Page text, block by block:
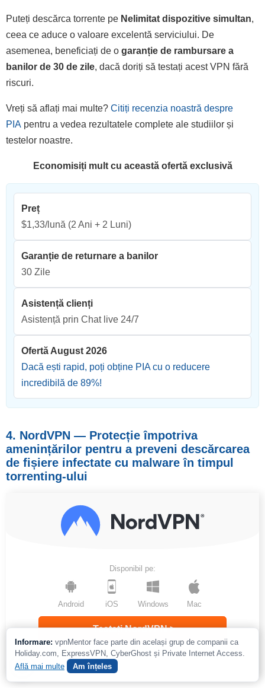
Puteți descărca torrente pe Nelimitat dispozitive simultan,
ceea ce aduce o valoare excelentă serviciului. De
asemenea, beneficiați de o garanție de rambursare a
banilor de 30 de zile, dacă doriți să testați acest VPN fără
riscuri.
Vreți să aflați mai multe? Citiți recenzia noastră despre
PIA pentru a vedea rezultatele complete ale studiilor și
testelor noastre.
Economisiți mult cu această ofertă exclusivă
Preț
$1,33/lună (2 Ani + 2 Luni)
Garanție de returnare a banilor
30 Zile
Asistență clienți
Asistență prin Chat live 24/7
Ofertă August 2026
Dacă ești rapid, poți obține PIA cu o reducere
incredibilă de 89%!
4. NordVPN — Protecție împotriva
amenințărilor pentru a preveni descărcarea
de fișiere infectate cu malware în timpul
torrenting-ului
Disponibil pe:
Windows Mac
Android iOS
Testați NordVPN >
www.nordvpn.com
Informare: vpnMentor face parte din același grup de companii ca
Holiday.com, ExpressVPN, CyberGhost și Private Internet Access.
Află mai multe
Am înțeles